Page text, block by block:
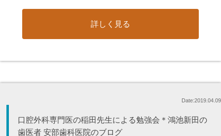
詳しく見る
Date:2019.04.09
口腔外科専門医の稲田先生による勉強会＊鴻池新田の
歯医者 安部歯科医院のブログ